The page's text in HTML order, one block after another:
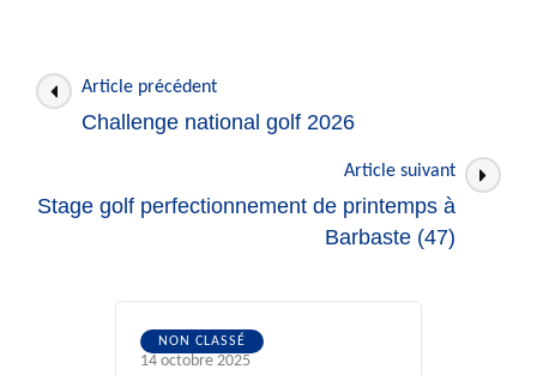
Navigation
des
Article précédent
Challenge national golf 2026
Article suivant
Stage golf perfectionnement de printemps à
Barbaste (47)
NON CLASSÉ
14 octobre 2025